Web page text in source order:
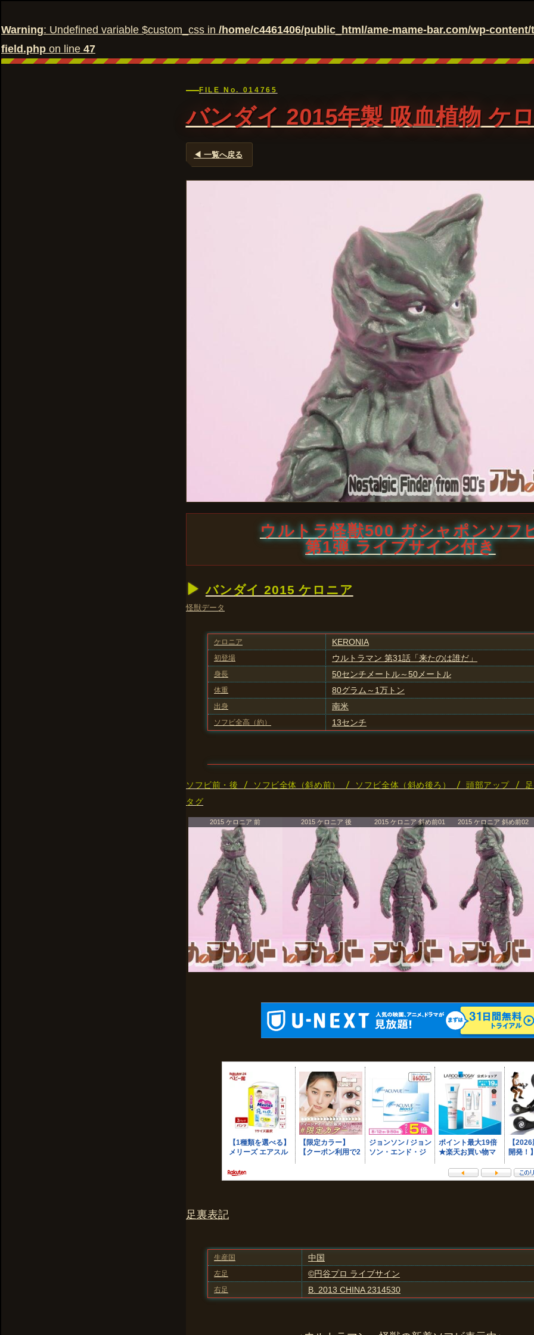
Warning: Undefined variable $custom_css in /home/c4461406/public_html/ame-mame-bar.com/wp-
field.php on line 47
FILE No. 014765
バンダイ 2015年製 吸血植物 ケ
◀ 一覧へ戻る
ウルトラ怪獣500 ガシャポンソフ
第1弾 ライブサイン付き
バンダイ 2015 ケロニア
怪獣データ
ケロニア
KERONIA
初登場
ウルトラマン 第31話「来たのは誰だ」
身長
50センチメートル～50メートル
体重
80グラム～1万トン
出身
南米
ソフビ全高（約）
13センチ
ソフビ前・後 / ソフビ全体（斜め前） / ソフビ全体（斜め後ろ） / 頭部アップ /
タグ
2015 ケロニア 前 2015 ケロニア 後 2015 ケロニア 斜め前01 2015 ケロニア 斜め前02
足裏表記
生産国
中国
左足
©円谷プロ ライブサイン
右足
B. 2013 CHINA 2314530